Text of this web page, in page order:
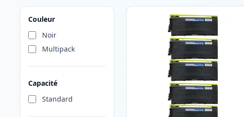
Couleur
Noir
Multipack
Capacité
Standard
Produits